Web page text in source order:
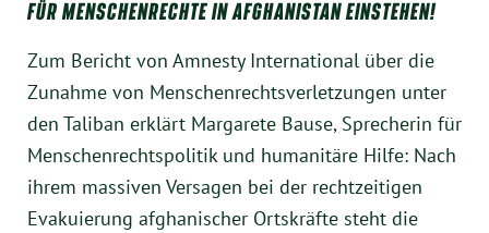
FÜR MENSCHENRECHTE IN AFGHANISTAN EINSTEHEN!
Zum Bericht von Amnesty International über die
Zunahme von Menschenrechtsverletzungen unter
den Taliban erklärt Margarete Bause, Sprecherin für
Menschenrechtspolitik und humanitäre Hilfe: Nach
ihrem massiven Versagen bei der rechtzeitigen
Evakuierung afghanischer Ortskräfte steht die